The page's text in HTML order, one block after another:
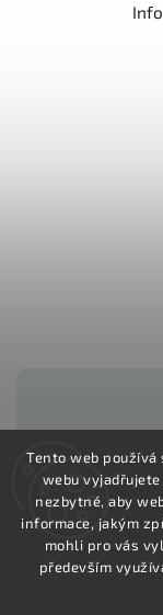
Tento web používá
webu
nezbytné, aby
informace, jakým
mohli pro vás
především
Copyright